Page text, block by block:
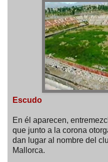
Escudo
En él aparecen,
que junto a la corona
dan lugar al nombre del
Mallorca.